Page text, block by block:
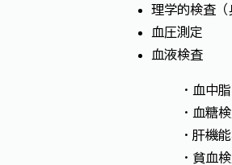
理学的検査（
血圧測定
血液検査
・血中
・血糖
・肝機
・貧血